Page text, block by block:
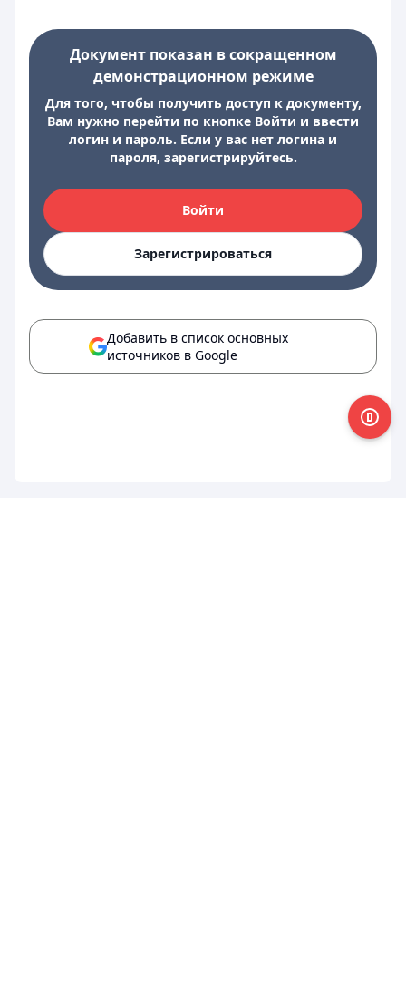
Документ показан в сокращенном
демонстрационном режиме
Для того, чтобы получить доступ к документу,
Вам нужно перейти по кнопке Войти и ввести
логин и пароль. Если у вас нет логина и
пароля, зарегистрируйтесь.
Войти
Зарегистрироваться
Добавить в список основных
источников в Google